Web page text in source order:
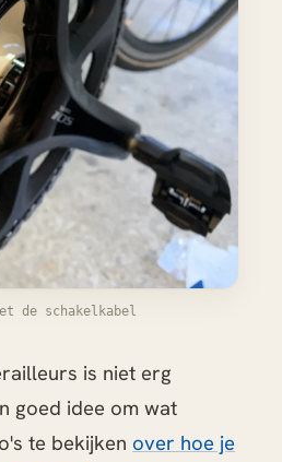
de schakelkabel
is niet erg
goed idee om wat
te bekijken over hoe je